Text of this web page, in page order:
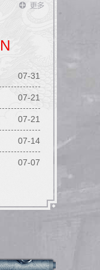
N
07-31
07-21
07-21
07-14
07-07